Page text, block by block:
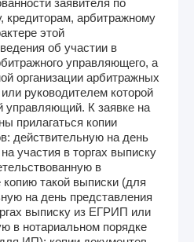
кредиторам, арбитражному
этой
об участии в
управляющего, а
организации арбитражных
руководителем которой
управляющий. К заявке на
прилагаться копии
действительную на день
участия в торгах выписку
в
такой выписки (для
на день представления
выписку из ЕГРИП или
в нотариальном порядке